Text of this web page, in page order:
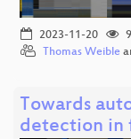
2023-11-20
Thomas Weible
Towards
detection in